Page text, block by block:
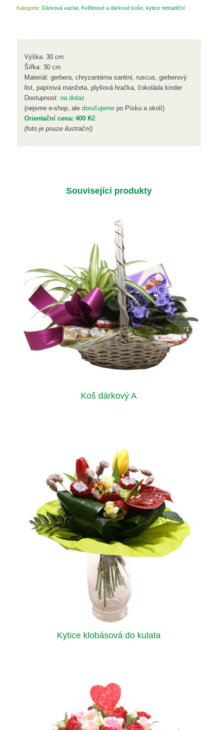
Kategorie: Dárková vazba, Květinové a dárkové koše, kytice netradiční
Výška: 30 cm
Šířka: 30 cm
Materiál: gerbera, chryzantéma santini, ruscus, gerberový
list, papírová manžeta, plyšová hračka, čokoláda kinder
Dostupnost: na dotaz
(nejsme e-shop, aledoručujemepo Písku a okolí)
Orientační cena: 400 Kč
(foto je pouze ilustrační)
Související produkty
Koš dárkový A
Kytice klobásová do kulata